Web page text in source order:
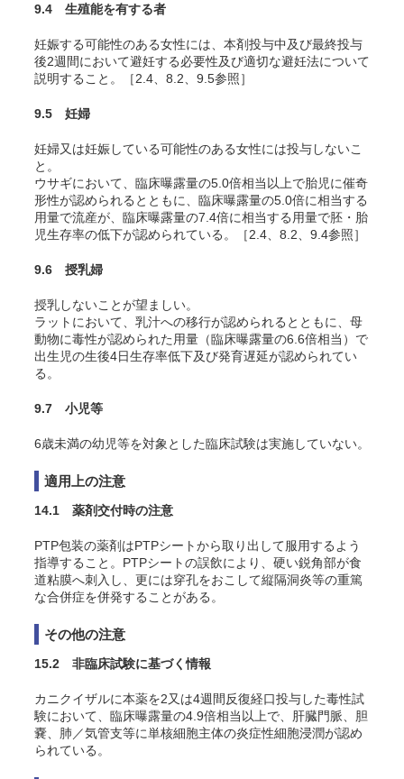
9.4 生殖能を有する者
妊娠する可能性のある女性には、本剤投与中及び最終投与
後2週間において避妊する必要性及び適切な避妊法について
説明すること。［2.4、8.2、9.5参照］
9.5 妊婦
妊婦又は妊娠している可能性のある女性には投与しないこ
と。
ウサギにおいて、臨床曝露量の5.0倍相当以上で胎児に催奇
形性が認められるとともに、臨床曝露量の5.0倍に相当する
用量で流産が、臨床曝露量の7.4倍に相当する用量で胚・胎
児生存率の低下が認められている。［2.4、8.2、9.4参照］
9.6 授乳婦
授乳しないことが望ましい。
ラットにおいて、乳汁への移行が認められるとともに、母
動物に毒性が認められた用量（臨床曝露量の6.6倍相当）で
出生児の生後4日生存率低下及び発育遅延が認められてい
る。
9.7 小児等
6歳未満の幼児等を対象とした臨床試験は実施していない。
適用上の注意
14.1 薬剤交付時の注意
PTP包装の薬剤はPTPシートから取り出して服用するよう
指導すること。PTPシートの誤飲により、硬い鋭角部が食
道粘膜へ刺入し、更には穿孔をおこして縦隔洞炎等の重篤
な合併症を併発することがある。
その他の注意
15.2 非臨床試験に基づく情報
カニクイザルに本薬を2又は4週間反復経口投与した毒性試
験において、臨床曝露量の4.9倍相当以上で、肝臓門脈、胆
嚢、肺／気管支等に単核細胞主体の炎症性細胞浸潤が認め
られている 。